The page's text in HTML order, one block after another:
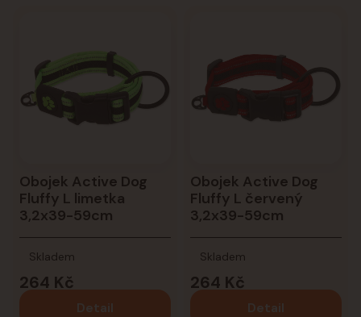
Obojek Active Dog
Fluffy L limetka
3,2x39-59cm
264 Kč
Skladem
Detail
Obojek Active Dog
Fluffy L červený
3,2x39-59cm
264 Kč
Skladem
Detail